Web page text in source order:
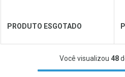
Ver Desconto Convênio
PRODUTO ESGOTADO
FECHAR
FECHAR
Você visualizou 48